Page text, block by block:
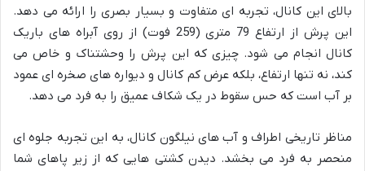
بالای این کانال، تجربه ای متفاوت و بسیار بصری را ارائه می دهد.
این پرش از ارتفاع 79 متری (259 فوت) از روی آبراه های باریک
کانال انجام می شود. چیزی که این پرش را وحشتناک و خاص می
کند، نه تنها ارتفاع، بلکه عرض کم کانال و دیواره های صخره ای عمود
بر آب است که حس سقوط در یک شکاف عمیق را به فرد می دهد.
مناظر تاریخی اطراف و آب های نیلگون کانال، به این تجربه جلوه ای
منحصر به فرد می بخشد. دیدن کشتی هایی که از زیر پاهای شما